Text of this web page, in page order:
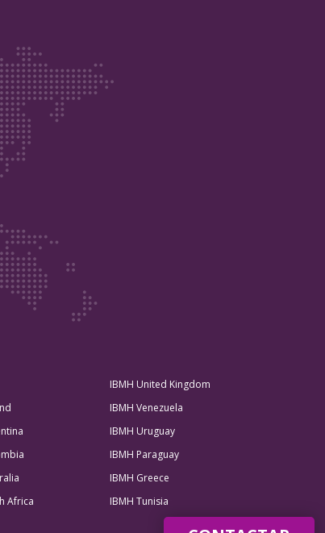
IBMH United Kingdom
IBMH Venezuela
IBMH Uruguay
IBMH Paraguay
IBMH Greece
Africa
IBMH Tunisia